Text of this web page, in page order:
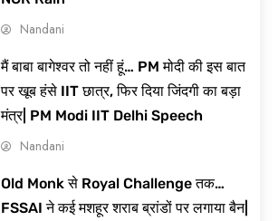
Meloni और Modi Ji
का मिलना इतना क्यों
Trend होने लगता है?
Baba Saheb का
अपमान करने वालों पर
Nandani
मैं बाबा बागेश्वर तो नहीं हूं… PM मोदी की इस बात
पर खूब हंसे IIT छात्र, फिर दिया जिंदगी का बड़ा
मंत्र| PM Modi IIT Delhi Speech
Nandani
Old Monk से Royal Challenge तक…
FSSAI ने कई मशहूर शराब ब्रांडों पर लगाया बैन|